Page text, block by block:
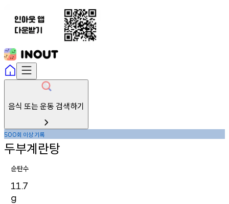
음식 또는 운동 검색하기
500회 이상기록
두부계란탕
순탄수
11.7
g